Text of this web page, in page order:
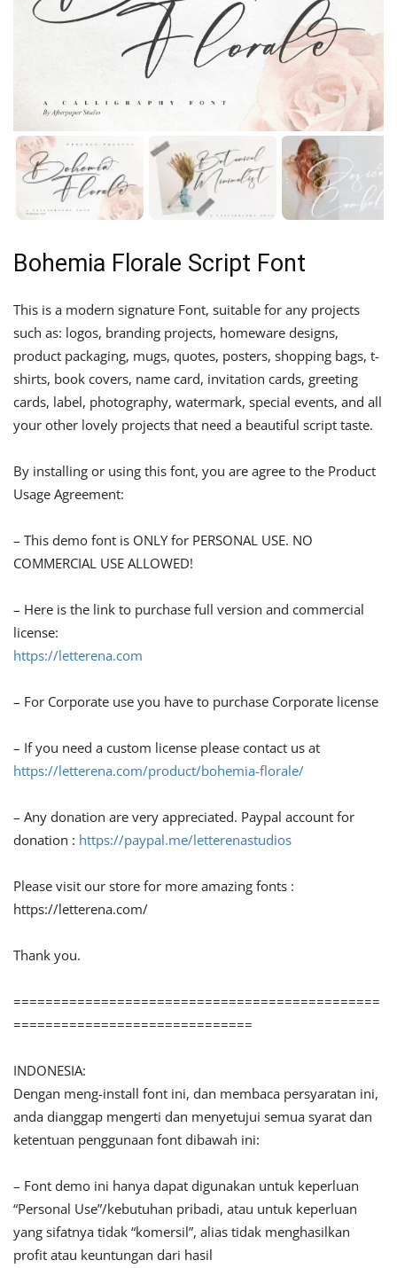
Bohemia Florale Script Font
This is a modern signature Font, suitable for any projects
such as: logos, branding projects, homeware designs,
product packaging, mugs, quotes, posters, shopping bags, t-
shirts, book covers, name card, invitation cards, greeting
cards, label, photography, watermark, special events, and all
your other lovely projects that need a beautiful script taste.
By installing or using this font, you are agree to the Product
Usage Agreement:
– This demo font is ONLY for PERSONAL USE. NO
COMMERCIAL USE ALLOWED!
– Here is the link to purchase full version and commercial
license:
https://letterena.com
– For Corporate use you have to purchase Corporate license
– If you need a custom license please contact us at
https://letterena.com/product/bohemia-florale/
– Any donation are very appreciated. Paypal account for
donation : https://paypal.me/letterenastudios
Please visit our store for more amazing fonts :
https://letterena.com/
Thank you.
==============================================
==============================
INDONESIA:
Dengan meng-install font ini, dan membaca persyaratan ini,
anda dianggap mengerti dan menyetujui semua syarat dan
ketentuan penggunaan font dibawah ini:
– Font demo ini hanya dapat digunakan untuk keperluan
“Personal Use”/kebutuhan pribadi, atau untuk keperluan
yang sifatnya tidak “komersil”, alias tidak menghasilkan
profit atau keuntungan dari hasil